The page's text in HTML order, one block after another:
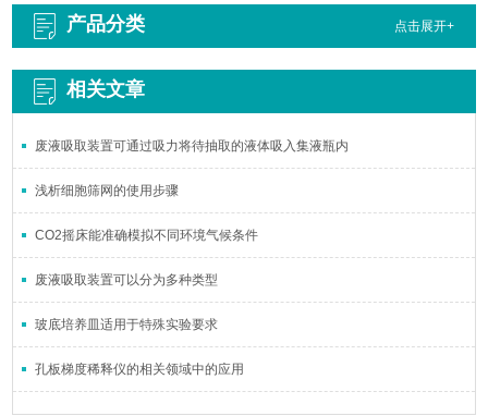
产品分类 点击展开+
相关文章
废液吸取装置可通过吸力将待抽取的液体吸入集液瓶内
浅析细胞筛网的使用步骤
CO2摇床能准确模拟不同环境气候条件
废液吸取装置可以分为多种类型
玻底培养皿适用于特殊实验要求
孔板梯度稀释仪的相关领域中的应用